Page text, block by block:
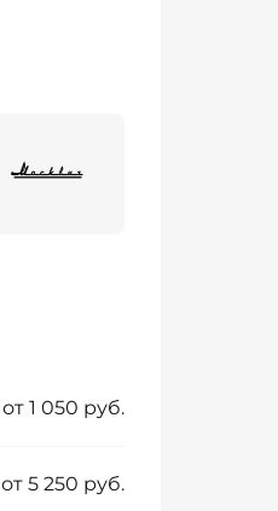
от 1 050 руб.
от 5 250 руб.